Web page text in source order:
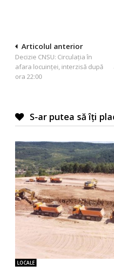
Navigare
în
articole
Articolul anterior
Decizie CNSU: Circulația în
afara locuinței, interzisă după
ora 22:00
S-ar putea să îți
LOCALE